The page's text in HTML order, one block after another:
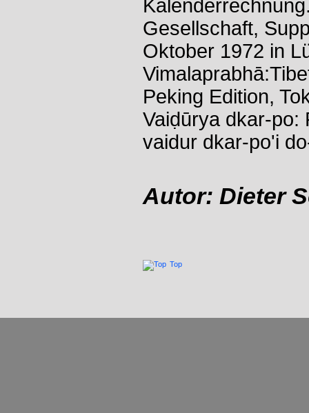
Gesellschaft,
Oktober 1972 in
Peking Edition,
Vaiḍūrya dkar-po:
vaidur dkar-po'i
Autor: Dieter
Top